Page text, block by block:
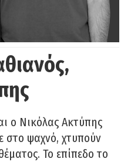
ο Νικόλας Ακτύπης
στο ψαχνό, χτυπούν
Το επίπεδο το